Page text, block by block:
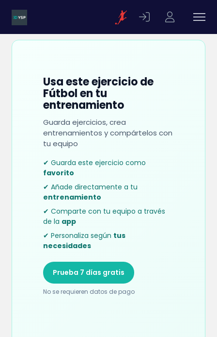
Usa este ejercicio de
Fútbol en tu
entrenamiento
Guarda ejercicios, crea
entrenamientos y compártelos con
tu equipo
✔ Guarda este ejercicio como
favorito
✔ Añade directamente a tu
entrenamiento
✔ Comparte con tu equipo a través
de la app
✔ Personaliza según tus
necesidades
Prueba 7 días gratis
No se requieren datos de pago